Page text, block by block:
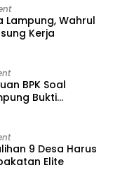
Lampung, Wahrul
Kerja
BPK Soal
Bukti
9 Desa Harus
Elite